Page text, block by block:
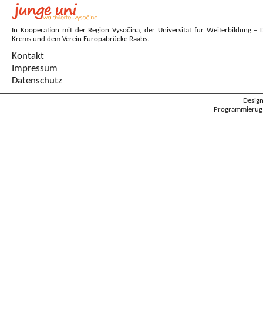
In Kooperation mit der Region Vysočina, der Universität für Weiterbildung –
Krems und dem Verein Europabrücke Raabs.
Kontakt
Impressum
Datenschutz